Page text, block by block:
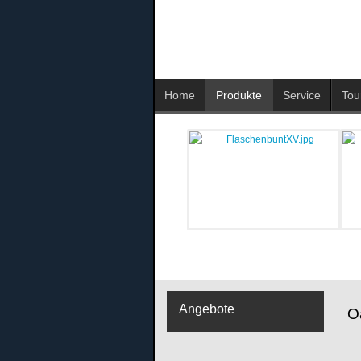
Home Produkte Service
Angebote